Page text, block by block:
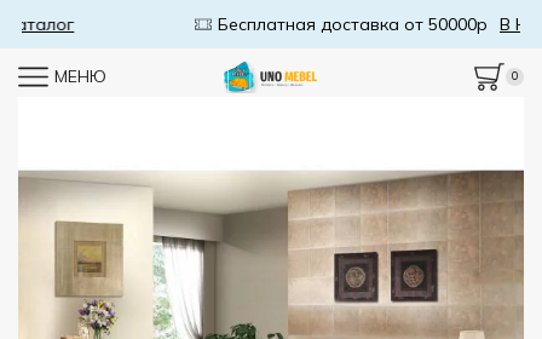
Бесплатная доставка от 50000р В Каталог
МЕНЮ 0